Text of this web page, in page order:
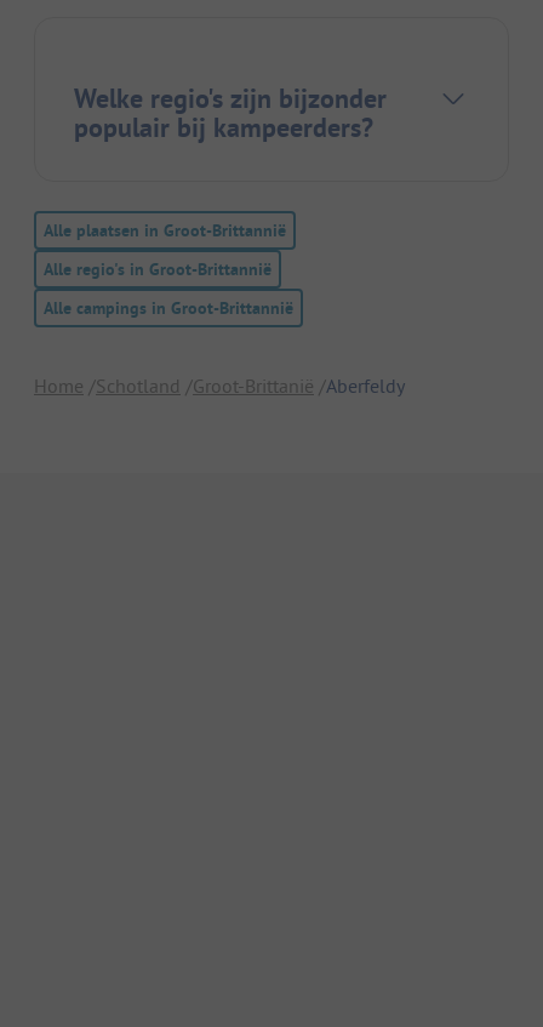
Welke regio's zijn bijzonder
populair bij kampeerders?
Alle plaatsen in Groot-Brittannië
Alle regio's in Groot-Brittannië
Alle campings in Groot-Brittannië
Home Schotland Groot-Brittanië Aberfeldy